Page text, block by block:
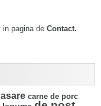
pagina de Contact.
carne de porc